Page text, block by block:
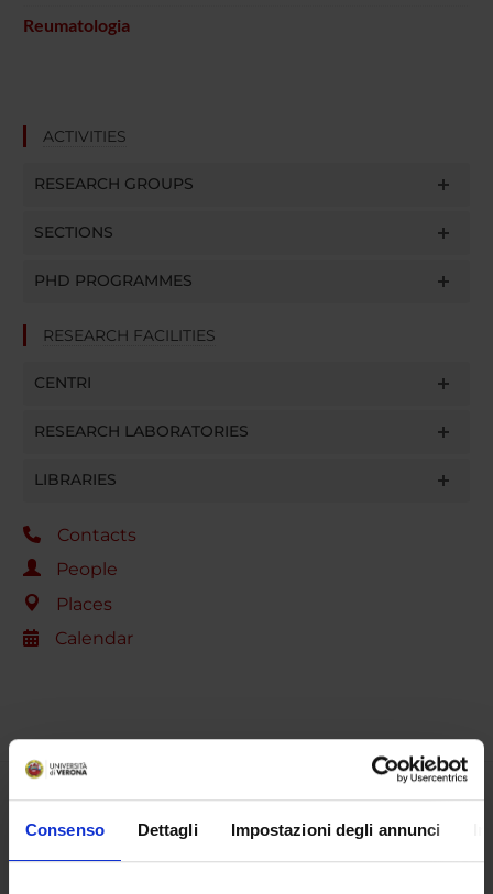
Consenso Dettagli Impostazioni degli annunci
Reumatologia
ACTIVITIES
RESEARCH GROUPS
SECTIONS
PHD PROGRAMMES
RESEARCH FACILITIES
CENTRI
RESEARCH LABORATORIES
LIBRARIES
Contacts
People
Places
Calendar